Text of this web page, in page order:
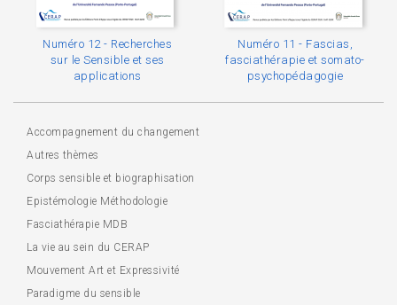
Numéro 12 - Recherches
sur le Sensible et ses
applications
Numéro 11 - Fascias,
fasciathérapie et somato-
psychopédagogie
Accompagnement du changement
Autres thèmes
Corps sensible et biographisation
Epistémologie Méthodologie
Fasciathérapie MDB
La vie au sein du CERAP
Mouvement Art et Expressivité
Paradigme du sensible